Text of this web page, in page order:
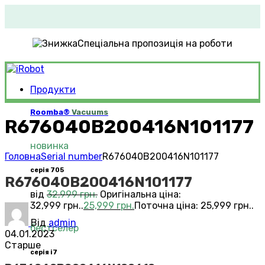
Спеціальна пропозиція на роботи
Продукти
Roomba® Vacuums
новинка
серія 705
від 32,999грн. Оригінальна ціна:
32,999 грн..25,999 грн.Поточна ціна: 25,999 грн..
бестселер
серія i7
R676040B200416N101177
ГоловнаSerial numberR676040B200416N101177
R676040B200416N101177
Від admin
04.01.2023
Старше